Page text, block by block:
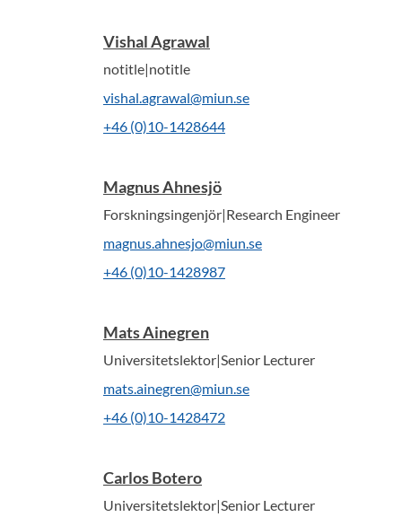
Vishal Agrawal
notitle|notitle
vishal.agrawal@miun.se
+46 (0)10-1428644
Magnus Ahnesjö
Forskningsingenjör|Research Engineer
magnus.ahnesjo@miun.se
+46 (0)10-1428987
Mats Ainegren
Universitetslektor|Senior Lecturer
mats.ainegren@miun.se
+46 (0)10-1428472
Carlos Botero
Universitetslektor|Senior Lecturer